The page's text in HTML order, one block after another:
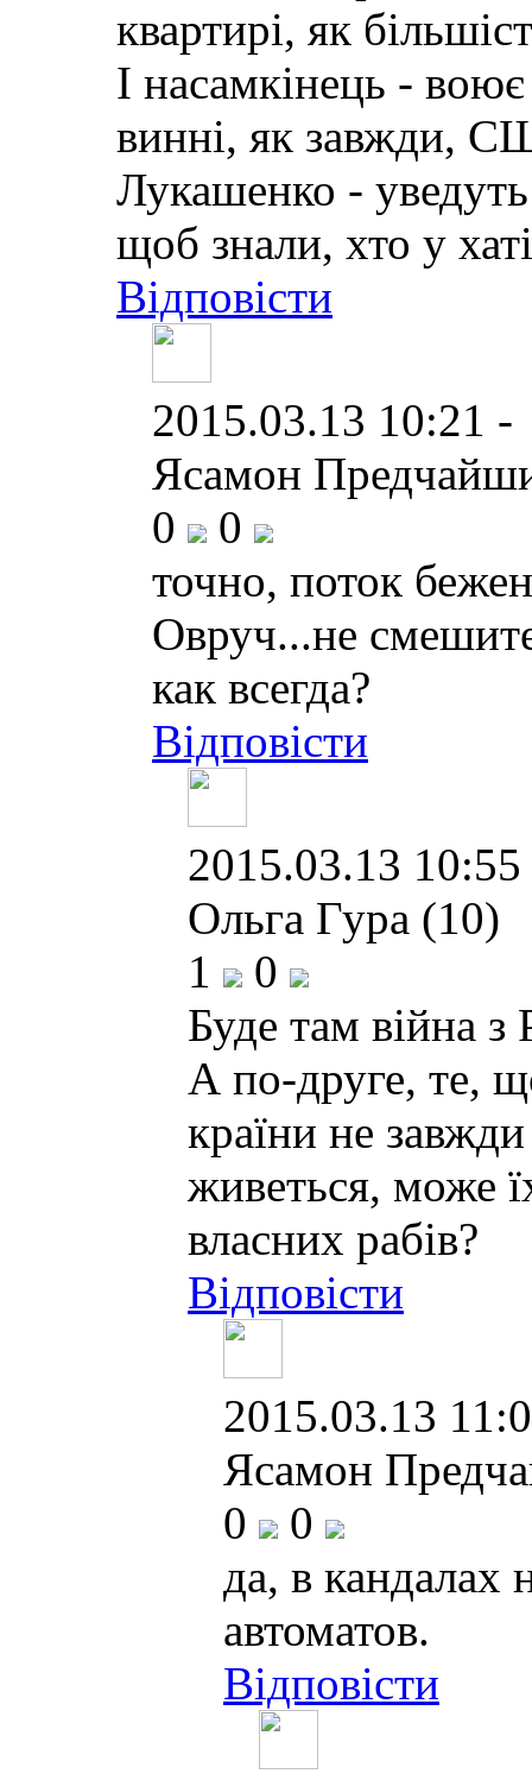
квартирі, як
І насамкінець -
винні, як завжди,
Лукашенко - уведуть
щоб знали, хто у
Відповісти
2015.03.13 10:21 -
Ясамон
0
0
точно, поток
Овруч...не
как всегда?
Відповісти
2015.03.13
Ольга Гура (10)
1
0
Буде там війна з
А по-друге, те,
країни не
живеться, може
власних рабів?
Відповісти
2015.03.13
Ясамон
0
0
да, в кандалах
автоматов.
Відповісти